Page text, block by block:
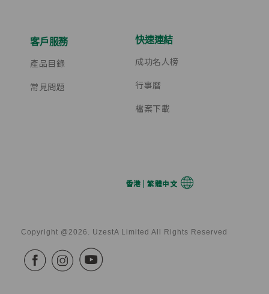
客戶服務
產品目錄
常見問題
快速連結
成功名人榜
行事曆
檔案下載
香港 | 繁體中文
Copyright @2026. UzestA Limited All Rights Reserved